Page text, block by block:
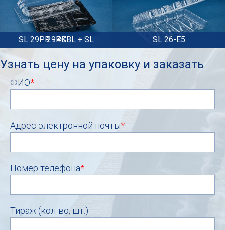
SL 29PR - 4CBL + SL 29PK SL 26-E5
Узнать цену на упаковку и заказать
ФИО*
Адрес электронной почты*
Номер телефона*
Тираж (кол-во, шт.)